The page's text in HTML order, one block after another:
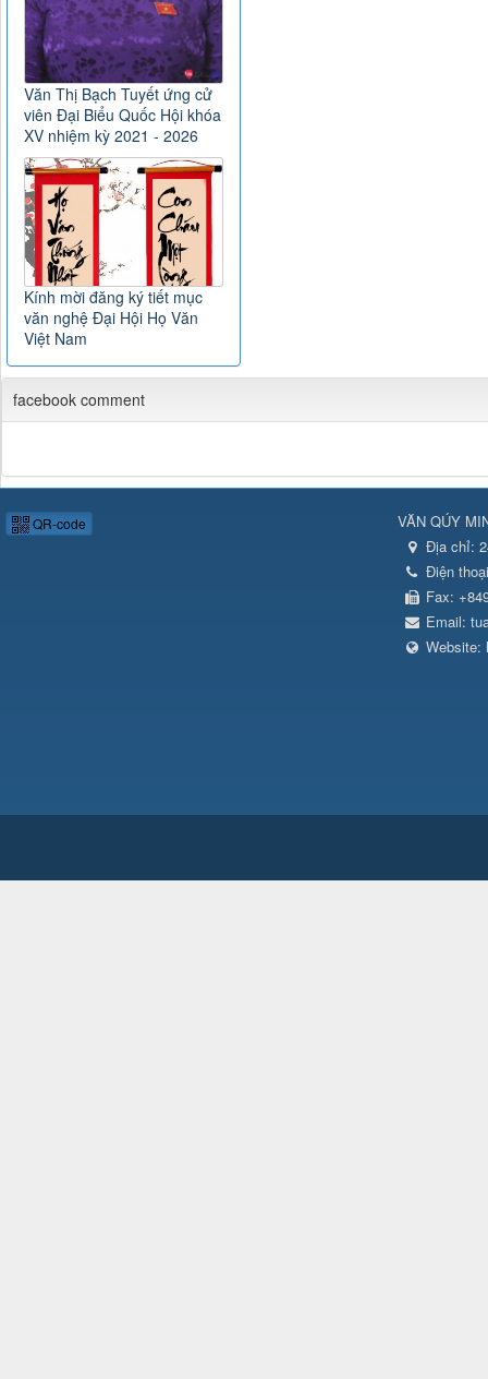
Văn Thị Bạch Tuyết ứng cử
viên Đại Biểu Quốc Hội khóa
XV nhiệm kỳ 2021 - 2026
Kính mời đăng ký tiết mục
văn nghệ Đại Hội Họ Văn
Việt Nam
facebook comment
QR-code
VĂN QÚY
Địa chỉ:
Điện
Fax:
Email:
Website: